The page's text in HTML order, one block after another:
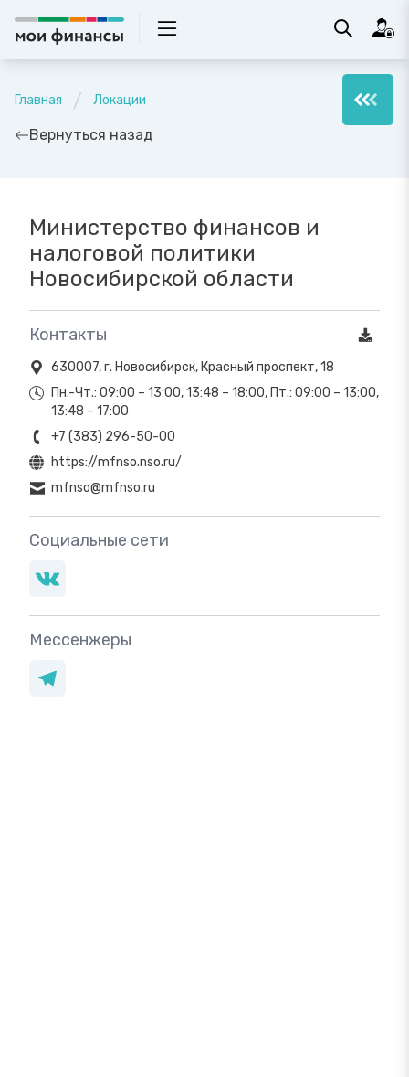
Главная Локации
Вернуться назад
Министерство финансов и
налоговой политики
Новосибирской области
Контакты
630007, г. Новосибирск, Красный проспект, 18
Пн.-Чт.: 09:00 – 13:00, 13:48 – 18:00, Пт.: 09:00 – 13:00,
13:48 – 17:00
+7 (383) 296-50-00
https://mfnso.nso.ru/
mfnso@mfnso.ru
Социальные сети
Мессенжеры